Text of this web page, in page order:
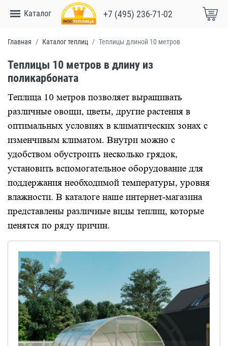
Каталог +7 (495) 236-71-02
Главная Каталог теплиц Теплицы длиной 10 метров
Теплицы 10 метров в длину из
поликарбоната
Теплица 10 метров позволяет выращивать
различные овощи, цветы, другие растения в
оптимальных условиях в климатических зонах с
изменчивым климатом. Внутри можно с
удобством обустроить несколько грядок,
установить вспомогательное оборудование для
поддержания необходимой температуры, уровня
влажности. В каталоге наше интернет-магазина
представлены различные виды теплиц, которые
ценятся по ряду причин.